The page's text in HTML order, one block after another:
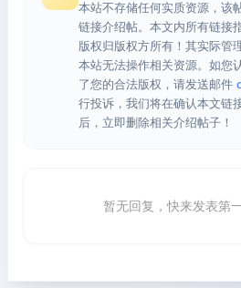
本站不存储任何实质资源，该
链接介绍帖。本文内所有链接
版权归版权方所有！其实际管
本站无法操作相关资源。如您
了您的合法版权，请发送邮件
行投诉，我们将在确认本文链
后，立即删除相关介绍帖子！
暂无回复，快来发表第